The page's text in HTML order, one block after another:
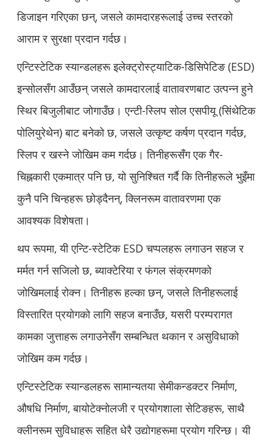
डिजाइन गरिएका छन्, जसले कामदारहरूलाई उच्च स्तरको
आराम र सुरक्षा प्रदान गर्दछ।
एन्टिस्टेटिक स्यान्डलहरू इलेक्ट्रोस्ट्याटिक-डिसिपेटिङ (ESD)
इन्सोलसँग आउँछन् जसले कामदारलाई वातावरणबाट उत्पन्न हुने
स्थिर बिजुलीबाट जोगाउँछ। एन्टी-स्लिप सोल एसपीयू (सिंथेटिक
पोलियुरेथेन) बाट बनेको छ, जसले उत्कृष्ट कर्षण प्रदान गर्दछ,
स्लिप र खस्ने जोखिम कम गर्दछ। तिनीहरूसँग एक गैर-
चिह्नकारी एकमात्र पनि छ, यो सुनिश्चित गर्दै कि तिनीहरूले भुइँमा
कुनै पनि चिन्हहरू छोड्दैनन्, क्लिनरूम वातावरणमा एक
आवश्यक विशेषता।
थप रूपमा, यी एन्टि-स्टेटिक ESD चप्पलहरू लगाउन सहज र
मर्मत गर्न सजिलो छ, ब्याक्टेरिया र फंगल संक्रमणको
जोखिमलाई रोक्न। तिनीहरू हल्का छन्, जसले तिनीहरूलाई
विस्तारित प्रयोगको लागि सहज बनाउँछ, यसरी परम्परागत
कामका जुत्ताहरू लगाउनेसँग सम्बन्धित थकान र असुविधाको
जोखिम कम गर्दछ।
एन्टिस्टेटिक स्यान्डलहरू सामान्यतया सेमीकन्डक्टर निर्माण,
औषधि निर्माण, बायोटेक्नोलजी र प्रयोगशाला सेटिङहरू, साथै
क्लीनरूम सुविधाहरू सहित धेरै उद्योगहरूमा प्रयोग गरिन्छ। यी